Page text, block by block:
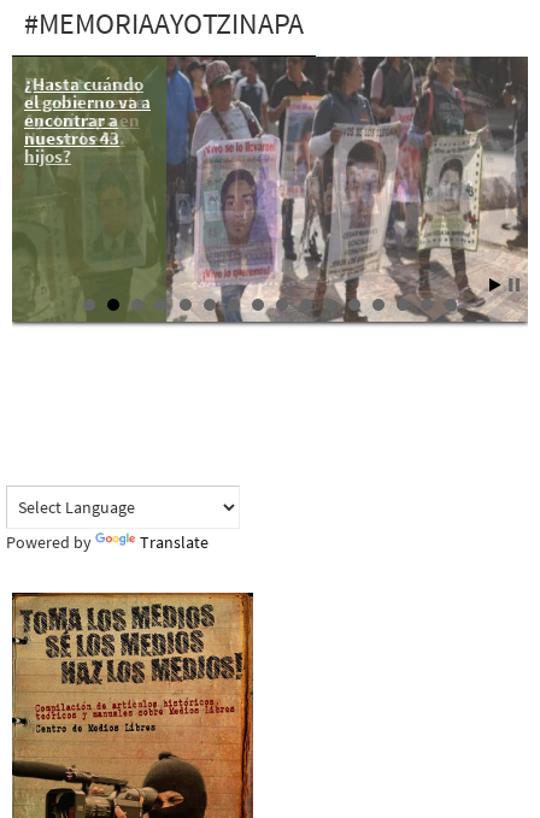
#MEMORIAAYOTZINAPA
¿Hasta cuándo
el gobierno va a
encontrar a
nuestros 43
hijos?
De norte a sur,
de este a oeste:
Ayotzinapa en
Nuevo León.
Powered by Translate